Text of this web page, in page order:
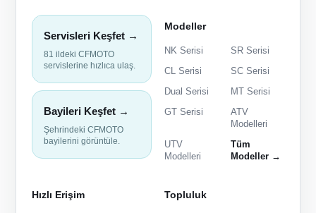
Servisleri Keşfet →
81 ildeki CFMOTO
servislerine hızlıca ulaş.
Bayileri Keşfet →
Şehrindeki CFMOTO
bayilerini görüntüle.
Modeller
NK Serisi
SR Serisi
CL Serisi
SC Serisi
Dual Serisi
MT Serisi
GT Serisi
ATV
Modelleri
UTV
Modelleri
Tüm
Modeller →
Hızlı Erişim Topluluk